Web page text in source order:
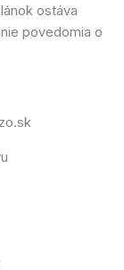
ostáva
povedomia o